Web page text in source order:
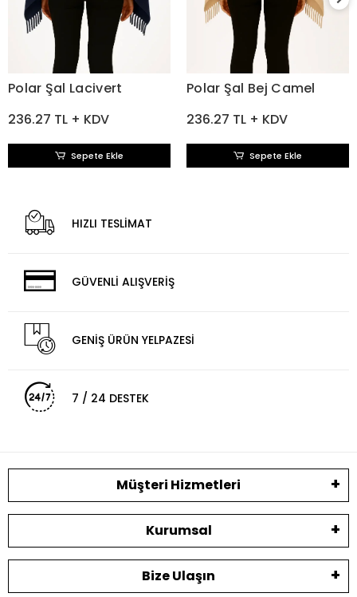
Polar Şal Lacivert
236.27 TL + KDV
Sepete Ekle
Polar Şal Bej Camel
236.27 TL + KDV
Sepete Ekle
HIZLI TESLİMAT
GÜVENLİ ALIŞVERİŞ
GENİŞ ÜRÜN YELPAZESİ
7 / 24 DESTEK
Müşteri Hizmetleri
Kurumsal
Bize Ulaşın